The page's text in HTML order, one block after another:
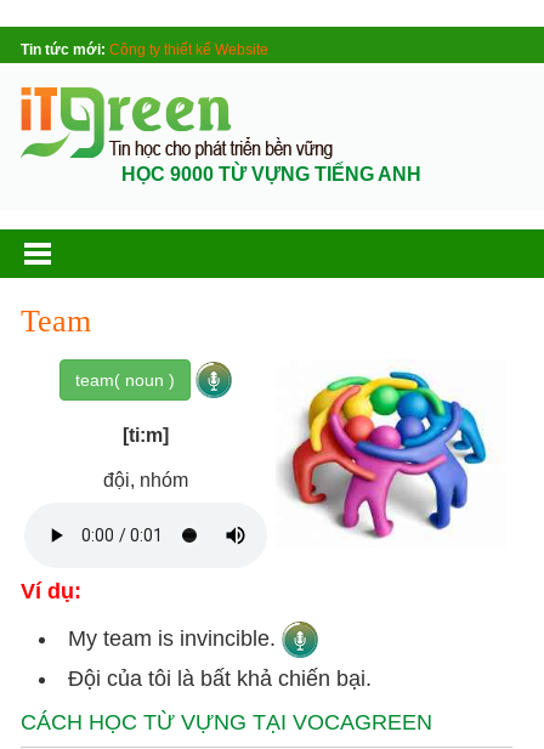
Tin tức mới: Công ty thiết kế Website
HỌC 9000 TỪ VỰNG TIẾNG ANH
Team
team( noun )
[ti:m]
đội, nhóm
Ví dụ:
My team is invincible.
Đội của tôi là bất khả chiến bại.
CÁCH HỌC TỪ VỰNG TẠI VOCAGREEN